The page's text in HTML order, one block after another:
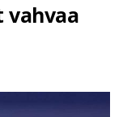
vahvaa